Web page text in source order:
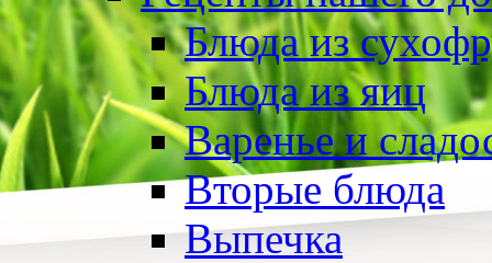
Блюда из
Блюда из яиц
Варенье и
Вторые блюда
Выпечка